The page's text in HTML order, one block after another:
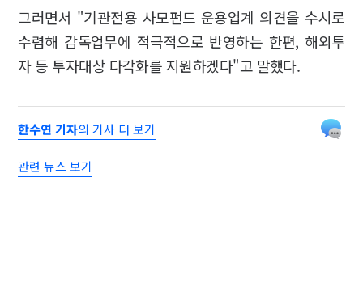
그러면서 "기관전용 사모펀드 운용업계 의견을 수시로
수렴해 감독업무에 적극적으로 반영하는 한편, 해외투
자 등 투자대상 다각화를 지원하겠다"고 말했다.
한수연 기자의 기사 더 보기
관련 뉴스 보기